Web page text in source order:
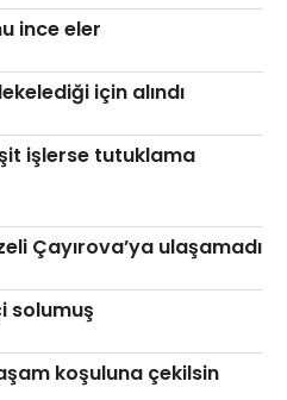
ince eler
için alındı
işlerse tutuklama
Çayırova’ya ulaşamadı
solumuş
koşuluna çekilsin